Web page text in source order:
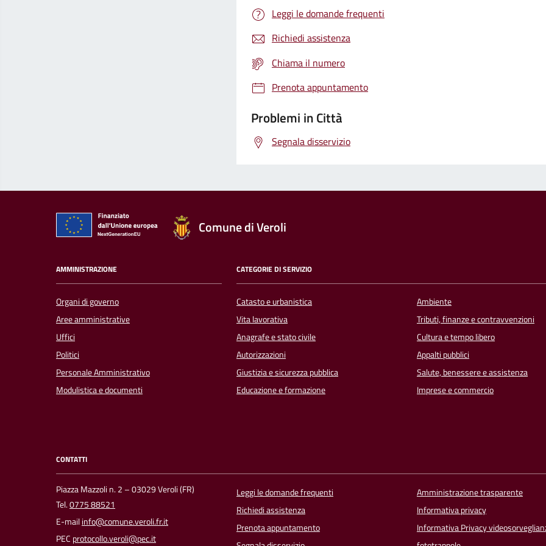
Leggi le domande frequenti
Richiedi assistenza
Chiama il numero
Prenota appuntamento
Problemi in Città
Segnala disservizio
Comune di Veroli
AMMINISTRAZIONE
Organi di governo
Aree amministrative
Uffici
Politici
Personale Amministrativo
Modulistica e documenti
CATEGORIE DI SERVIZIO
Catasto e urbanistica
Vita lavorativa
Anagrafe e stato civile
Autorizzazioni
Giustizia e sicurezza pubblica
Educazione e formazione
Ambiente
Tributi, finanze e contravvenzioni
Cultura e tempo libero
Appalti pubblici
Salute, benessere e assistenza
Imprese e commercio
CONTATTI
Piazza Mazzoli n. 2 – 03029 Veroli (FR)
Tel.0775 88521
E-mailinfo@comune.veroli.fr.it
PEC protocollo.veroli@pec.it
Leggi le domande frequenti
Richiedi assistenza
Prenota appuntamento
Amministrazione trasparente
Informativa privacy
Informativa Privacy